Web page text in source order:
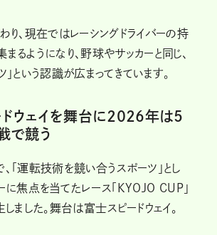
り、現在ではレーシングドライバーの持
るようになり、野球やサッカーと同じ、
」という認識が広まってきています。
ドウェイを舞台に2026年は5
で競う
「運転技術を競い合うスポーツ」とし
に焦点を当てたレース「KYOJO CUP」
ました。舞台は富士スピードウェイ。